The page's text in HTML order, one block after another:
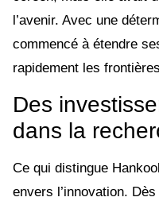
l’avenir. Avec une
commencé à étendre
rapidement les
Des
dans la
Ce qui distingue
envers l’innovation.